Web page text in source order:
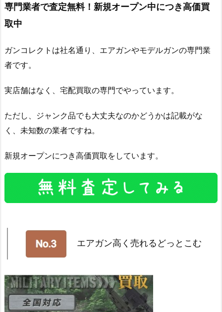
専門業者で査定無料！新規オープン中につき高価買
取中
ガンコレクトは社名通り、エアガンやモデルガンの専門業
者です。
実店舗はなく、宅配買取の専門でやっています。
ただし、ジャンク品でも大丈夫なのかどうかは記載がな
く、未知数の業者ですね。
新規オープンにつき高価買取をしています。
エアガン高く売れるどっとこむ